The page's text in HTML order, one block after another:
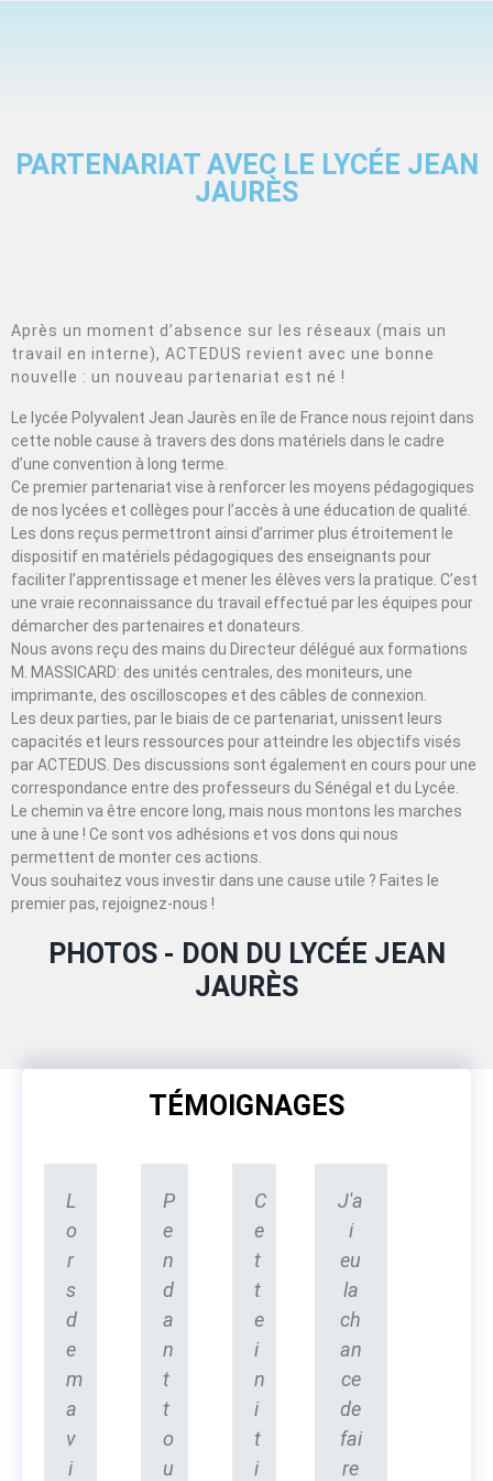
PARTENARIAT AVEC LE LYCÉE JEAN
JAURÈS
Après un moment d’absence sur les réseaux (mais un
travail en interne), ACTEDUS revient avec une bonne
nouvelle : un nouveau partenariat est né !
Le lycée Polyvalent Jean Jaurès en île de France nous rejoint dans
cette noble cause à travers des dons matériels dans le cadre
d’une convention à long terme.
Ce premier partenariat vise à renforcer les moyens pédagogiques
de nos lycées et collèges pour l’accès à une éducation de qualité.
Les dons reçus permettront ainsi d’arrimer plus étroitement le
dispositif en matériels pédagogiques des enseignants pour
faciliter l’apprentissage et mener les élèves vers la pratique. C’est
une vraie reconnaissance du travail effectué par les équipes pour
démarcher des partenaires et donateurs.
Nous avons reçu des mains du Directeur délégué aux formations
M. MASSICARD: des unités centrales, des moniteurs, une
imprimante, des oscilloscopes et des câbles de connexion.
Les deux parties, par le biais de ce partenariat, unissent leurs
capacités et leurs ressources pour atteindre les objectifs visés
par ACTEDUS. Des discussions sont également en cours pour une
correspondance entre des professeurs du Sénégal et du Lycée.
Le chemin va être encore long, mais nous montons les marches
une à une ! Ce sont vos adhésions et vos dons qui nous
permettent de monter ces actions.
Vous souhaitez vous investir dans une cause utile ? Faites le
premier pas, rejoignez-nous !
PHOTOS - DON DU LYCÉE JEAN
JAURÈS
TÉMOIGNAGES
L
o
r
s
d
e
m
a
v
i
P
e
n
d
a
n
t
t
o
u
C
e
t
t
e
i
n
i
t
i
J'a
i
eu
la
ch
an
ce
de
fai
re